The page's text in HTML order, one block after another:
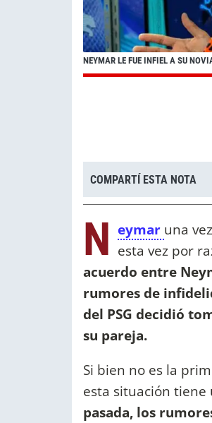
NEYMAR LE FUE INFIEL A SU
COMPARTÍ ESTA NOTA
N eymar una
esta vez por
acuerdo entre
rumores de
del PSG decidió
su pareja.
Si bien no es la
esta situación
pasada, los